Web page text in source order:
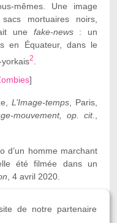
mêmes. Une image
mortuaires noirs,
une fake-news : un
en Équateur, dans le
yorkais2
]
L’Image-temps , Paris,
mouvement, op. cit.
d’un homme marchant
été filmée dans un
, 4 avril 2020.
de notre partenaire